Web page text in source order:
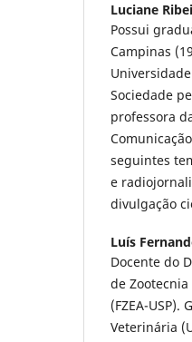
Luciane
Possui
Campinas
Sociedade
professora
seguintes
e
divulgação
Luís
Docente do
de
(FZEA-USP).
Veterinária